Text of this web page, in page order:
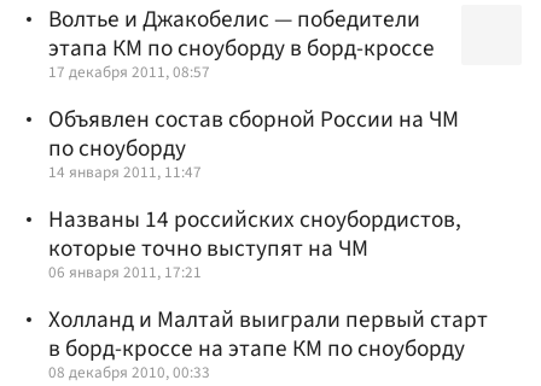
Волтье и Джакобелис — победители
этапа КМ по сноуборду в борд-кроссе
17 декабря 2011, 08:57
Объявлен состав сборной России на ЧМ
по сноуборду
14 января 2011, 11:47
Названы 14 российских сноубордистов,
которые точно выступят на ЧМ
06 января 2011, 17:21
Холланд и Малтай выиграли первый старт
в борд-кроссе на этапе КМ по сноуборду
08 декабря 2010, 00:33